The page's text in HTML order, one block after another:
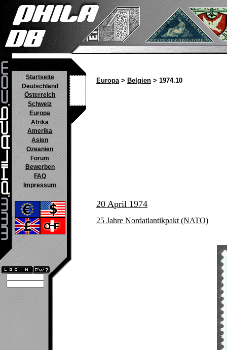
Startseite
Deutschland
Österreich
Schweiz
Europa
Afrika
Amerika
Asien
Ozeanien
Forum
Bewerben
FAQ
Impressum
Europa> Belgien > 1974.10
20 April 1974
25 Jahre Nordatlantikpakt (NATO)